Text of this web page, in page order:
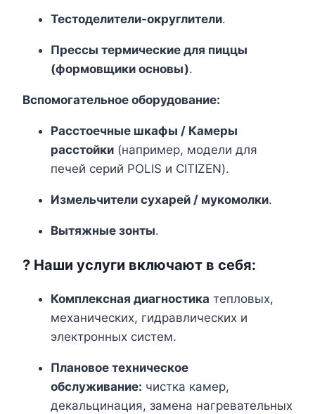
Тестоделители-округлители.
Прессы термические для пиццы
(формовщики основы).
Вспомогательное оборудование:
Расстоечные шкафы / Камеры
расстойки (например, модели для
печей серий POLIS и CITIZEN).
Измельчители сухарей / мукомолки.
Вытяжные зонты.
? Наши услуги включают в себя:
Комплексная диагностика тепловых,
механических, гидравлических и
электронных систем.
Плановое техническое
обслуживание: чистка камер,
декальцинация, замена нагревательных